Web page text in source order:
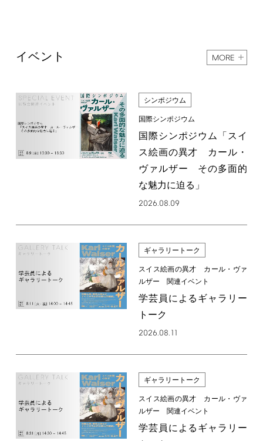
イベント MORE
シンポジウム
国際シンポジウム
国際シンポジウム「スイ
ス絵画の異才 カール・
ヴァルザー その多面的
な魅力に迫る」
2026.08.09
ギャラリートーク
スイス絵画の異才 カール・ヴァ
ルザー 関連イベント
学芸員によるギャラリー
トーク
2026.08.11
ギャラリートーク
スイス絵画の異才 カール・ヴァ
ルザー 関連イベント
学芸員によるギャラリー